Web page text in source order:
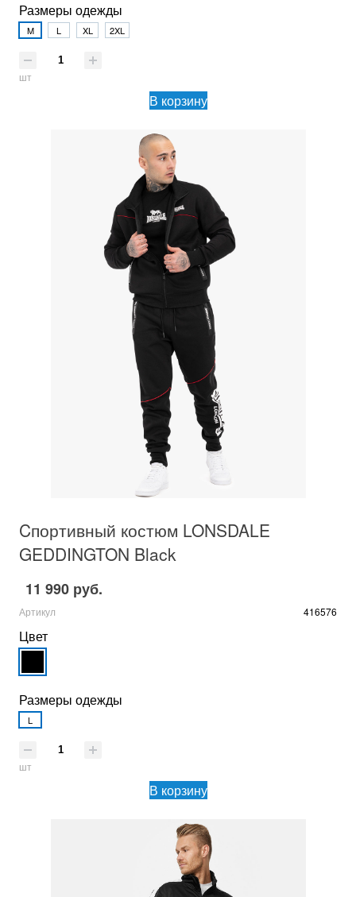
Размеры одежды
M L XL 2XL
шт
В корзину
Cпортивный костюм LONSDALE
GEDDINGTON Black
11 990 руб.
Артикул 416576
Цвет
Размеры одежды
L
шт
В корзину